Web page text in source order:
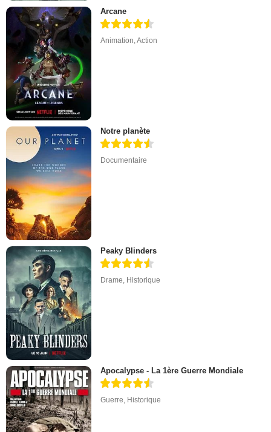
Arcane
Animation ,Action
Notre planète
Documentaire
Peaky Blinders
Drame, Historique
Apocalypse - La 1ère Guerre Mondiale
Guerre, Historique